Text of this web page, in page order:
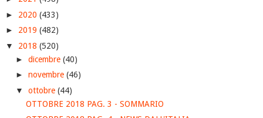
► 2020 (433)
► 2019 (482)
▼ 2018 (520)
► dicembre (40)
► novembre (46)
▼ ottobre (44)
OTTOBRE 2018 PAG. 3 - SOMMARIO